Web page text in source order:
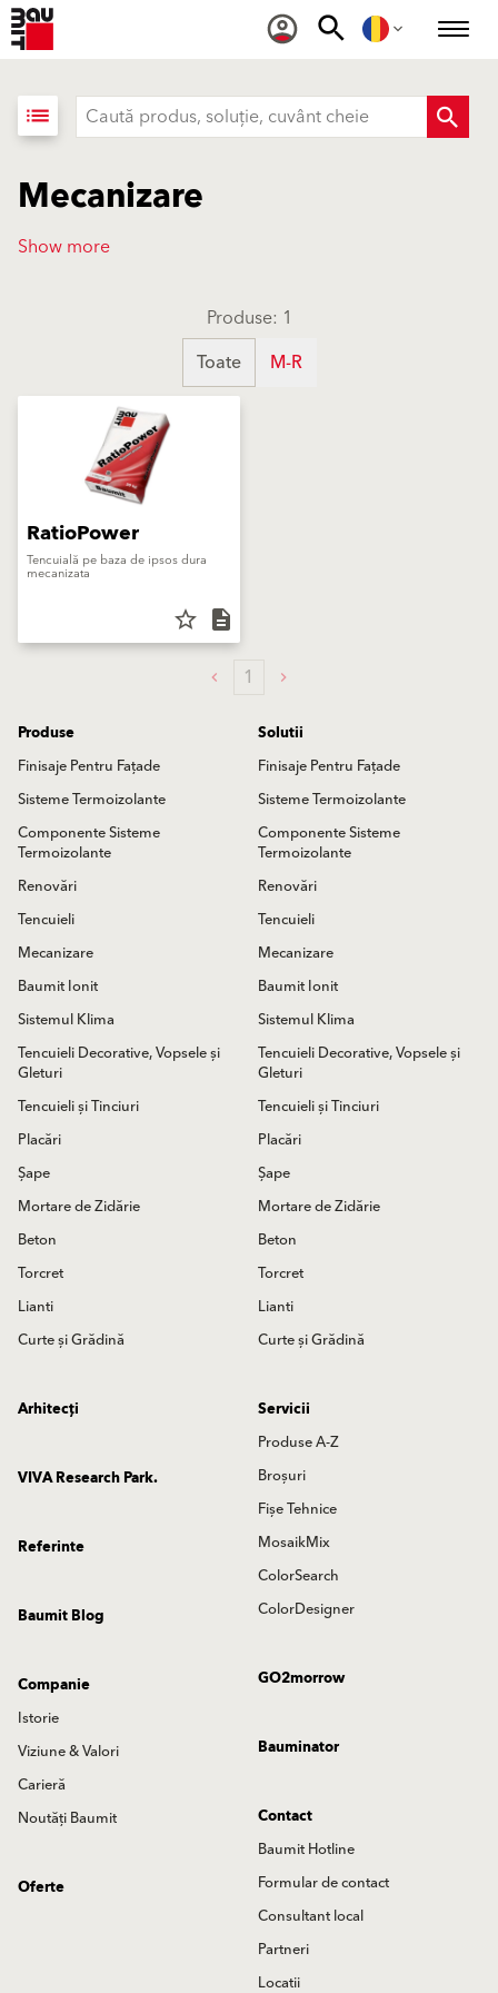
list
Mecanizare
Show more
Produse: 1
Toate
M-R
RatioPower
Tencuială pe baza de ipsos dura
mecanizata
star_border description
1
Produse
Finisaje Pentru Fațade
Sisteme Termoizolante
Componente Sisteme
Termoizolante
Renovări
Tencuieli
Mecanizare
Baumit Ionit
Sistemul Klima
Tencuieli Decorative, Vopsele și
Gleturi
Tencuieli și Tinciuri
Placări
Șape
Mortare de Zidărie
Beton
Torcret
Lianti
Curte și Grădină
Solutii
Finisaje Pentru Fațade
Sisteme Termoizolante
Componente Sisteme
Termoizolante
Renovări
Tencuieli
Mecanizare
Baumit Ionit
Sistemul Klima
Tencuieli Decorative, Vopsele și
Gleturi
Tencuieli și Tinciuri
Placări
Șape
Mortare de Zidărie
Beton
Torcret
Lianti
Curte și Grădină
Arhitecți
Servicii
Produse A-Z
Broșuri
Fișe Tehnice
MosaikMix
ColorSearch
ColorDesigner
VIVA Research Park.
Referinte
Baumit Blog
GO2morrow
Companie
Istorie
Viziune & Valori
Carieră
Noutăți Baumit
Bauminator
Contact
Baumit Hotline
Formular de contact
Consultant local
Partneri
Locatii
Oferte